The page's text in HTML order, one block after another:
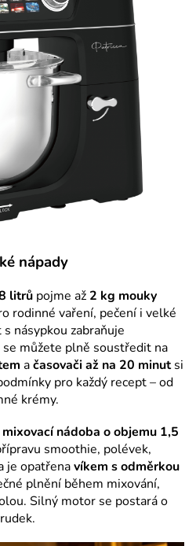
nápady
litrů pojme až 2 kg mouky
rodinné vaření, pečení i velké
násypkou zabraňuje
můžete plně soustředit na
ačasovači až na 20 minutsi
pro každý recept – od
krémy.
nádoba o objemu 1,5
smoothie, polévek,
je opatřenavíkem s odměrkou
plnění během mixování,
Silný motor se postará o